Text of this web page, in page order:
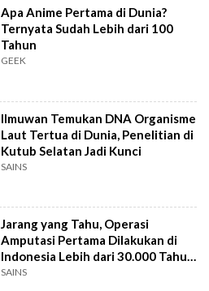
Apa Anime Pertama di Dunia?
Ternyata Sudah Lebih dari 100
Tahun
GEEK
Ilmuwan Temukan DNA Organisme
Laut Tertua di Dunia, Penelitian di
Kutub Selatan Jadi Kunci
SAINS
Jarang yang Tahu, Operasi
Amputasi Pertama Dilakukan di
Indonesia Lebih dari 30.000 Tahun
Lalu
SAINS